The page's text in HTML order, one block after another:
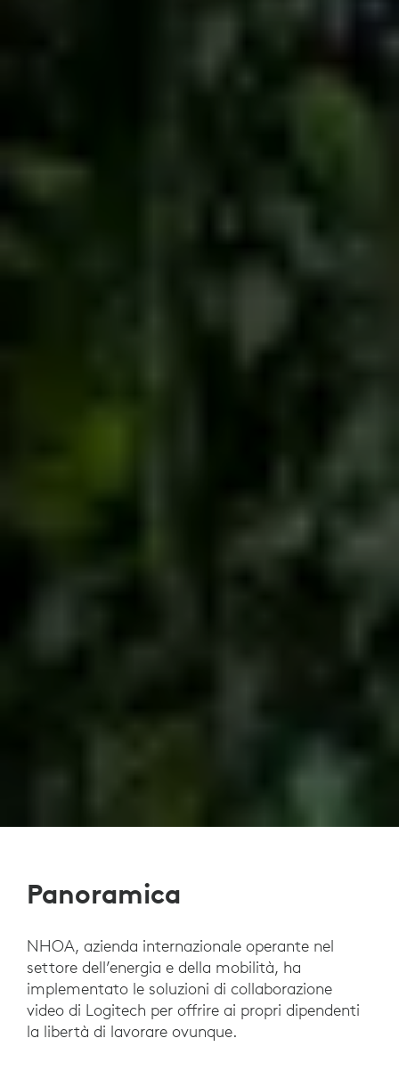
Panoramica
NHOA, azienda internazionale operante nel
settore dell’energia e della mobilità, ha
implementato le soluzioni di collaborazione
video di Logitech per offrire ai propri dipendenti
la libertà di lavorare ovunque.